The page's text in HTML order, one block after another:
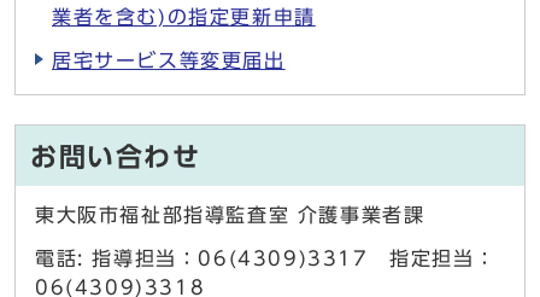
業者を含む)の指定更新申請
居宅サービス等変更届出
お問い合わせ
東大阪市福祉部指導監査室 介護事業者課
電話: 指導担当：06(4309)3317 指定担当：
06(4309)3318